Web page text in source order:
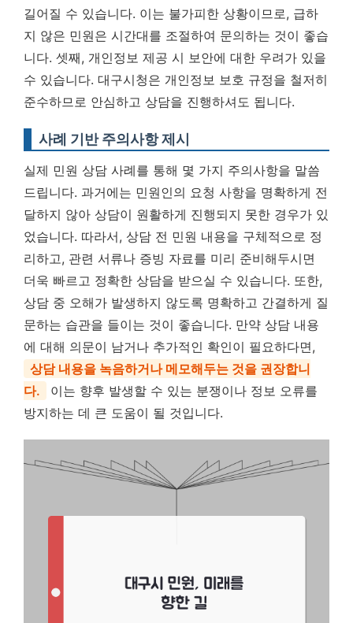
길어질 수 있습니다. 이는 불가피한 상황이므로, 급하
지 않은 민원은 시간대를 조절하여 문의하는 것이 좋습
니다. 셋째, 개인정보 제공 시 보안에 대한 우려가 있을
수 있습니다. 대구시청은 개인정보 보호 규정을 철저히
준수하므로 안심하고 상담을 진행하셔도 됩니다.
사례 기반 주의사항 제시
실제 민원 상담 사례를 통해 몇 가지 주의사항을 말씀
드립니다. 과거에는 민원인의 요청 사항을 명확하게 전
달하지 않아 상담이 원활하게 진행되지 못한 경우가 있
었습니다. 따라서, 상담 전 민원 내용을 구체적으로 정
리하고, 관련 서류나 증빙 자료를 미리 준비해두시면
더욱 빠르고 정확한 상담을 받으실 수 있습니다. 또한,
상담 중 오해가 발생하지 않도록 명확하고 간결하게 질
문하는 습관을 들이는 것이 좋습니다. 만약 상담 내용
에 대해 의문이 남거나 추가적인 확인이 필요하다면,
상담 내용을 녹음하거나 메모해두는 것을 권장합니
다.
이는 향후 발생할 수 있는 분쟁이나 정보 오류를
방지하는 데 큰 도움이 될 것입니다.